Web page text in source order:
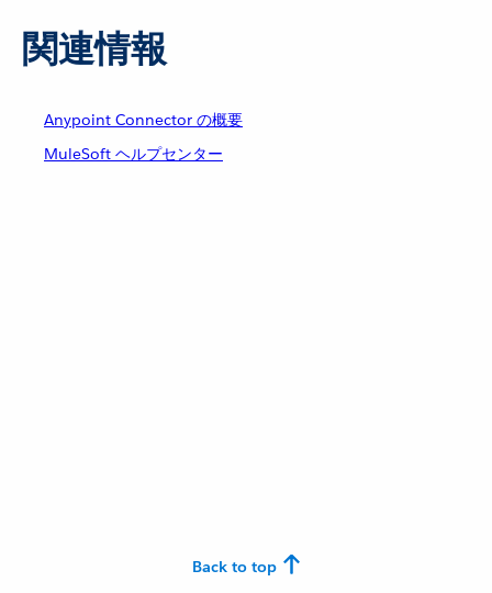
関連情報
Anypoint Connector の概要
MuleSoft ヘルプセンター
Back to top